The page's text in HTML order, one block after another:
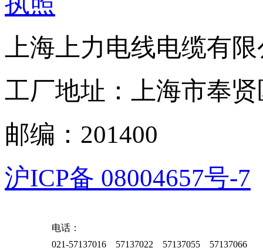
上海上力电线电缆有
工厂地址：上海市奉
邮编：201400
沪ICP备 08004657号-7
电话：
021-57137016 57137022 57137055 57137066